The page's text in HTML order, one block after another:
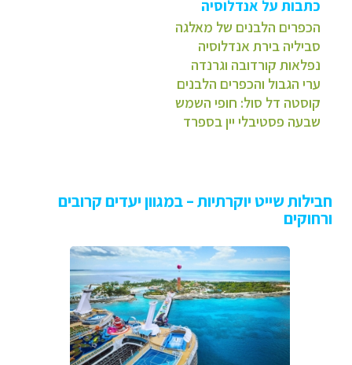
כתבות על אנדלוסיה
הכפרים הלבנים של מאלגה
סביליה בירת אנדלוסיה
נפלאות קורדובה וגרנדה
ערי הגבול והכפרים הלבנים
קוסטה דל סול: חופי השמש
שבעה פסטיבלי יין בספרד
חבילות שייט יוקרתיות – במגוון יעדים קרובים
ורחוקים